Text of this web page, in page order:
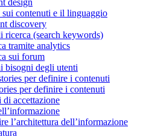
design
sui contenuti e il linguaggio
discovery
ricerca (search keywords)
tramite analytics
sui forum
bisogni degli utenti
per definire i contenuti
per definire i contenuti
accettazione
l’architettura dell’informazione